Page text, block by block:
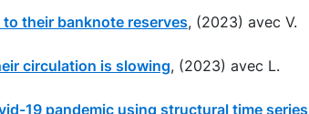
their banknote reserves, (2023) avec V.
circulation is slowing, (2023) avec L.
19 pandemic using structural time series